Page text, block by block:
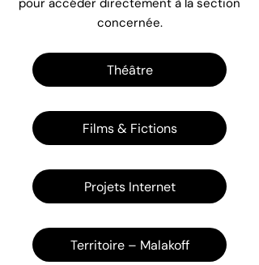
pour accéder directement à la section
concernée.
Théâtre
Films & Fictions
Projets Internet
Territoire – Malakoff